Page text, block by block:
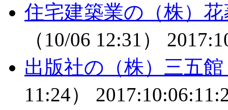
住宅建築業の（株）
（10/06 12:31）
出版社の（株）三五
11:24）